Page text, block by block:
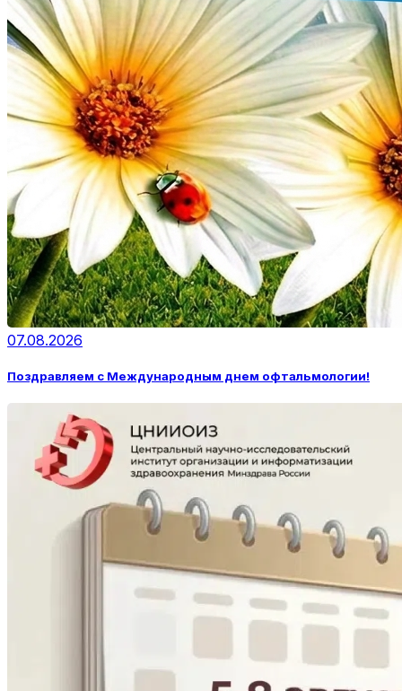
07.08.2026
Поздравляем с Международным днем офтальмологии!